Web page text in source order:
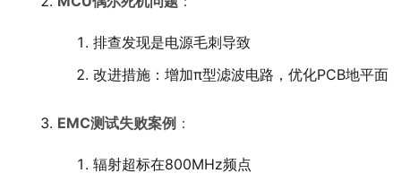
排查发现是电源毛刺导致
改进措施：增加π型滤波电路，优化PCB地平面
EMC测试失败案例 ：
辐射超标在800MHz频点